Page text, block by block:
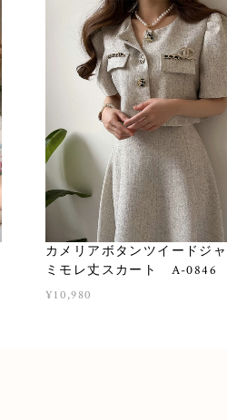
カメリアボタンツイードジ
ミモレ丈スカート A-0846
¥10,980